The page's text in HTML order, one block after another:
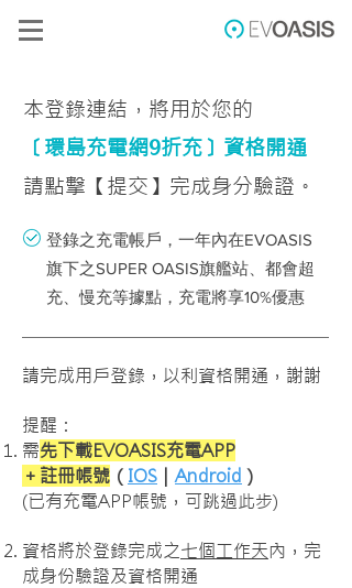
本登錄連結，將用於您的
〔環島充電網9折充〕資格開通
請點擊【提交】完成身分驗證。
登錄之充電帳戶，一年內在EVOASIS
旗下之SUPER OASIS旗艦站、都會超
充、慢充等據點，充電將享10%優惠
請完成用戶登錄，以利資格開通，謝謝
提醒：
需先下載EVOASIS充電APP
＋註冊帳號 （ IOS ｜Android ）
(已有充電APP帳號，可跳過此步)
資格將於登錄完成之七個工作天內，完
成身份驗證及資格開通